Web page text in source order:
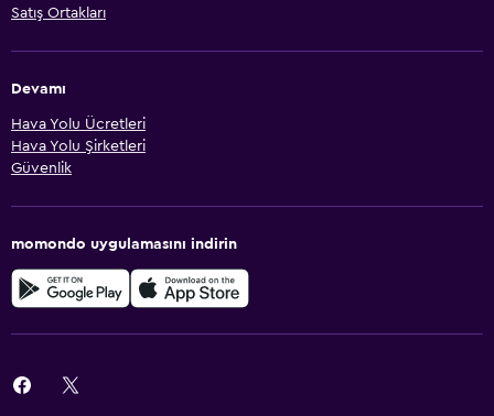
Satış Ortakları
Devamı
Hava Yolu Ücretleri
Hava Yolu Şirketleri
Güvenlik
momondo uygulamasını indirin